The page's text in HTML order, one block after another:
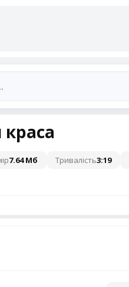
краса
7.64 Мб Тривалість3:19